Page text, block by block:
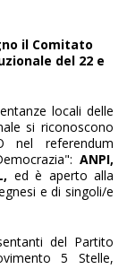
il Comitato
del 22 e
locali delle
si riconoscono
referendum
ANPI,
ed è aperto alla
e di singoli/e
del Partito
5 Stelle,